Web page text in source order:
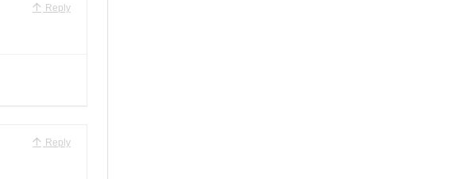
Reply
Reply